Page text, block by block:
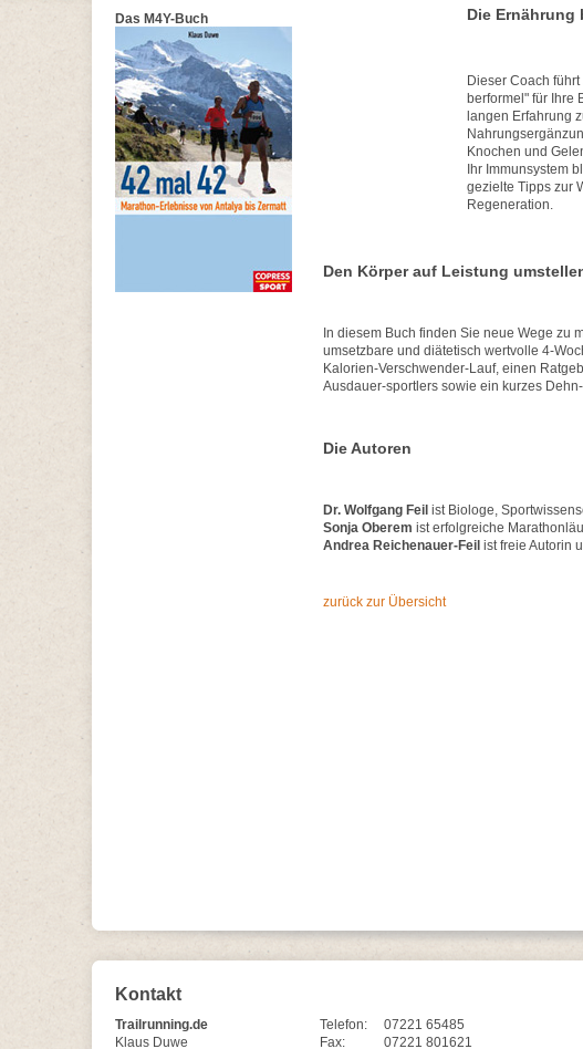
Das M4Y-Buch Die
Dieser Coach
berformel" für Ihre
langen Erfahrung
Knochen und
Ihr Immunsystem
gezielte Tipps zur
Regeneration.
Den Körper auf Leistung
In diesem Buch finden Sie neue Wege zu
umsetzbare und diätetisch wertvolle 4-
Kalorien-Verschwender-Lauf, einen
Ausdauer-sportlers sowie ein kurzes
Die Autoren
Dr. Wolfgang Feil ist Biologe,
Sonja Oberem ist erfolgreiche
Andrea Reichenauer-Feil ist freie Autorin
zurück zur Übersicht
Kontakt
Trailrunning.de
Klaus Duwe
Telefon:
07221 65485
Fax:
07221 801621